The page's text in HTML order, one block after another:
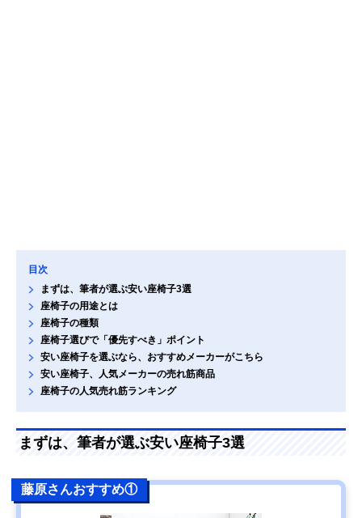
目次
まずは、筆者が選ぶ安い座椅子3選
座椅子の用途とは
座椅子の種類
座椅子選びで「優先すべき」ポイント
安い座椅子を選ぶなら、おすすめメーカーがこちら
安い座椅子、人気メーカーの売れ筋商品
座椅子の人気売れ筋ランキング
まずは、筆者が選ぶ安い座椅子3選
藤原さんおすすめ①